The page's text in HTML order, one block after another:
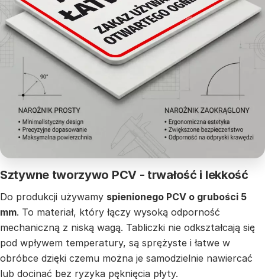
Sztywne tworzywo PCV - trwałość i lekkość
Do produkcji używamy spienionego PCV o grubości 5
mm. To materiał, który łączy wysoką odporność
mechaniczną z niską wagą. Tabliczki nie odkształcają się
pod wpływem temperatury, są sprężyste i łatwe w
obróbce dzięki czemu można je samodzielnie nawiercać
lub docinać bez ryzyka pęknięcia płyty.